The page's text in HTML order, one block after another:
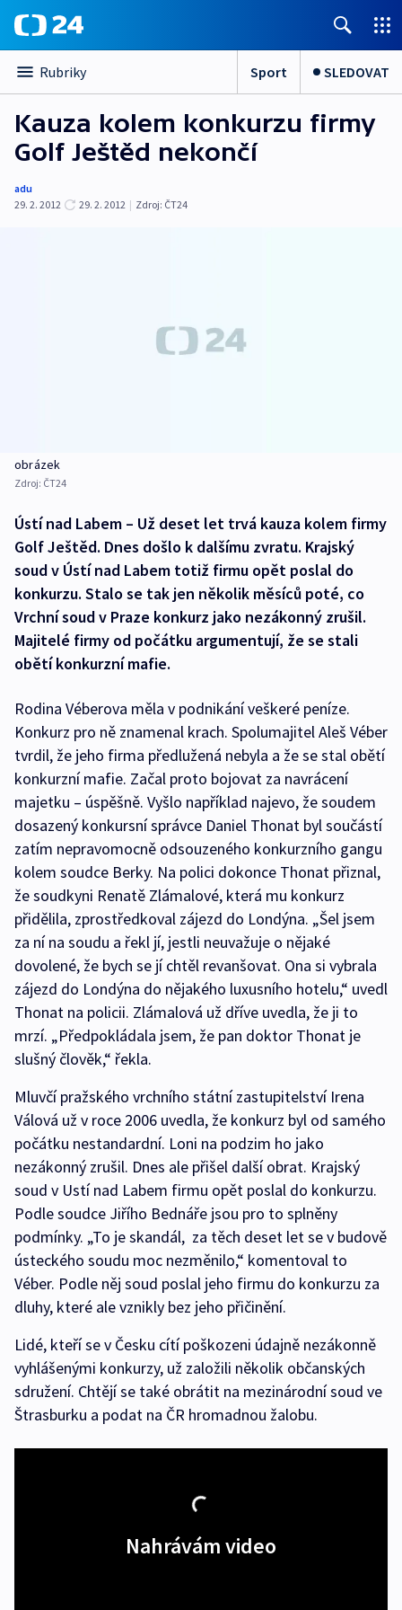
Rubriky Sport SLEDOVAT
Kauza kolem konkurzu firmy
Golf Ještěd nekončí
adu
29. 2. 2012
29. 2. 2012 | Zdroj: ČT24
obrázek
Zdroj: ČT24
Ústí nad Labem – Už deset let trvá kauza kolem firmy
Golf Ještěd. Dnes došlo k dalšímu zvratu. Krajský
soud v Ústí nad Labem totiž firmu opět poslal do
konkurzu. Stalo se tak jen několik měsíců poté, co
Vrchní soud v Praze konkurz jako nezákonný zrušil.
Majitelé firmy od počátku argumentují, že se stali
obětí konkurzní mafie.
Rodina Véberova měla v podnikání veškeré peníze.
Konkurz pro ně znamenal krach. Spolumajitel Aleš Véber
tvrdil, že jeho firma předlužená nebyla a že se stal obětí
konkurzní mafie. Začal proto bojovat za navrácení
majetku – úspěšně. Vyšlo například najevo, že soudem
dosazený konkursní správce Daniel Thonat byl součástí
zatím nepravomocně odsouzeného konkurzního gangu
kolem soudce Berky. Na polici dokonce Thonat přiznal,
že soudkyni Renatě Zlámalové, která mu konkurz
přidělila, zprostředkoval zájezd do Londýna. „Šel jsem
za ní na soudu a řekl jí, jestli neuvažuje o nějaké
dovolené, že bych se jí chtěl revanšovat. Ona si vybrala
zájezd do Londýna do nějakého luxusního hotelu,“ uvedl
Thonat na policii. Zlámalová už dříve uvedla, že ji to
mrzí. „Předpokládala jsem, že pan doktor Thonat je
slušný člověk,“ řekla.
Mluvčí pražského vrchního státní zastupitelství Irena
Válová už v roce 2006 uvedla, že konkurz byl od samého
počátku nestandardní. Loni na podzim ho jako
nezákonný zrušil. Dnes ale přišel další obrat. Krajský
soud v Ustí nad Labem firmu opět poslal do konkurzu.
Podle soudce Jiřího Bednáře jsou pro to splněny
podmínky. „To je skandál, za těch deset let se v budově
ústeckého soudu moc nezměnilo,“ komentoval to
Véber. Podle něj soud poslal jeho firmu do konkurzu za
dluhy, které ale vznikly bez jeho přičinění.
Lidé, kteří se v Česku cítí poškozeni údajně nezákonně
vyhlášenými konkurzy, už založili několik občanských
sdružení. Chtějí se také obrátit na mezinárodní soud ve
Štrasburku a podat na ČR hromadnou žalobu.
Nahrávám video